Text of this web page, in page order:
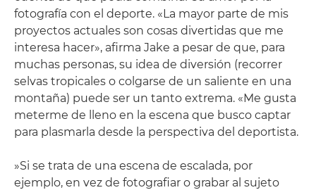
fotografía con el deporte. «La mayor parte de mis
proyectos actuales son cosas divertidas que me
interesa hacer», afirma Jake a pesar de que, para
muchas personas, su idea de diversión (recorrer
selvas tropicales o colgarse de un saliente en una
montaña) puede ser un tanto extrema. «Me gusta
meterme de lleno en la escena que busco captar
para plasmarla desde la perspectiva del deportista.
»Si se trata de una escena de escalada, por
ejemplo, en vez de fotografiar o grabar al sujeto